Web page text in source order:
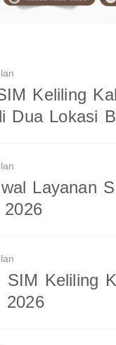
Keliling
Dua Lokasi
Layanan
SIM Keliling
2026